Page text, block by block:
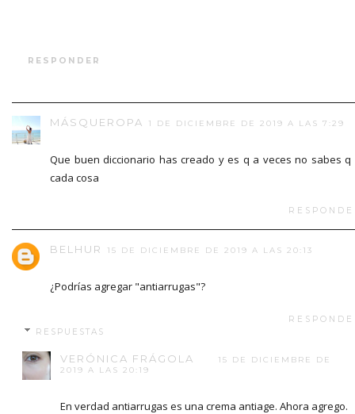
RESPONDER
MÁSQUEROPA 1 DE DICIEMBRE DE 2019 A LAS 7:29
Que buen diccionario has creado y es q a veces no sabes q
cada cosa
BELHUR 15 DE DICIEMBRE DE 2019 A LAS 20:13
¿Podrías agregar "antiarrugas"?
RESPUESTAS
VERÓNICA FRÁGOLA
15 DE DICIEMBRE DE
2019 A LAS 20:19
En verdad antiarrugas es una crema antiage. Ahora agrego.